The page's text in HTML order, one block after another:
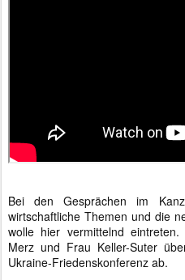
Bei den Gesprächen im
wirtschaftliche Themen und die
wolle hier vermittelnd
Merz und Frau Keller-Suter
Ukraine-Friedenskonferenz ab.